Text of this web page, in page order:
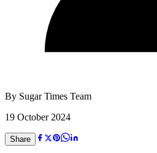
By Sugar Times Team
19 October 2024
Share